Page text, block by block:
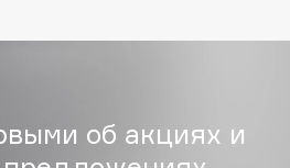
об акциях и